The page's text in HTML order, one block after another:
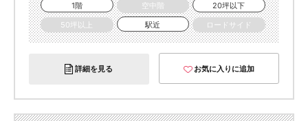
1階
空中階
20坪以下
50坪以上
駅近 ロードサイド
詳細を見る お気に入りに追加